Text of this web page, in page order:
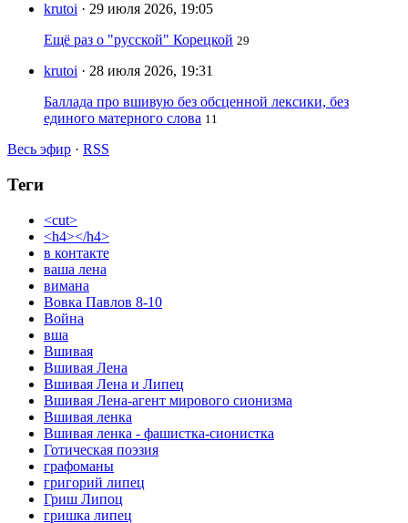
krutoi · 29 июля 2026, 19:05
Ещё раз о "русской" Корецкой 29
krutoi · 28 июля 2026, 19:31
Баллада про вшивую без обсценной лексики, без
единого матерного слова 11
Весь эфир · RSS
Теги
<cut>
<h4></h4>
в контакте
ваша лена
вимана
Вовка Павлов 8-10
Война
вша
Вшивая
Вшивая Лена
Вшивая Лена и Липец
Вшивая Лена-агент мирового сионизма
Вшивая ленка
Вшивая ленка - фашистка-сионистка
Готическая поэзия
графоманы
григорий липец
Гриш Липоц
гришка липец